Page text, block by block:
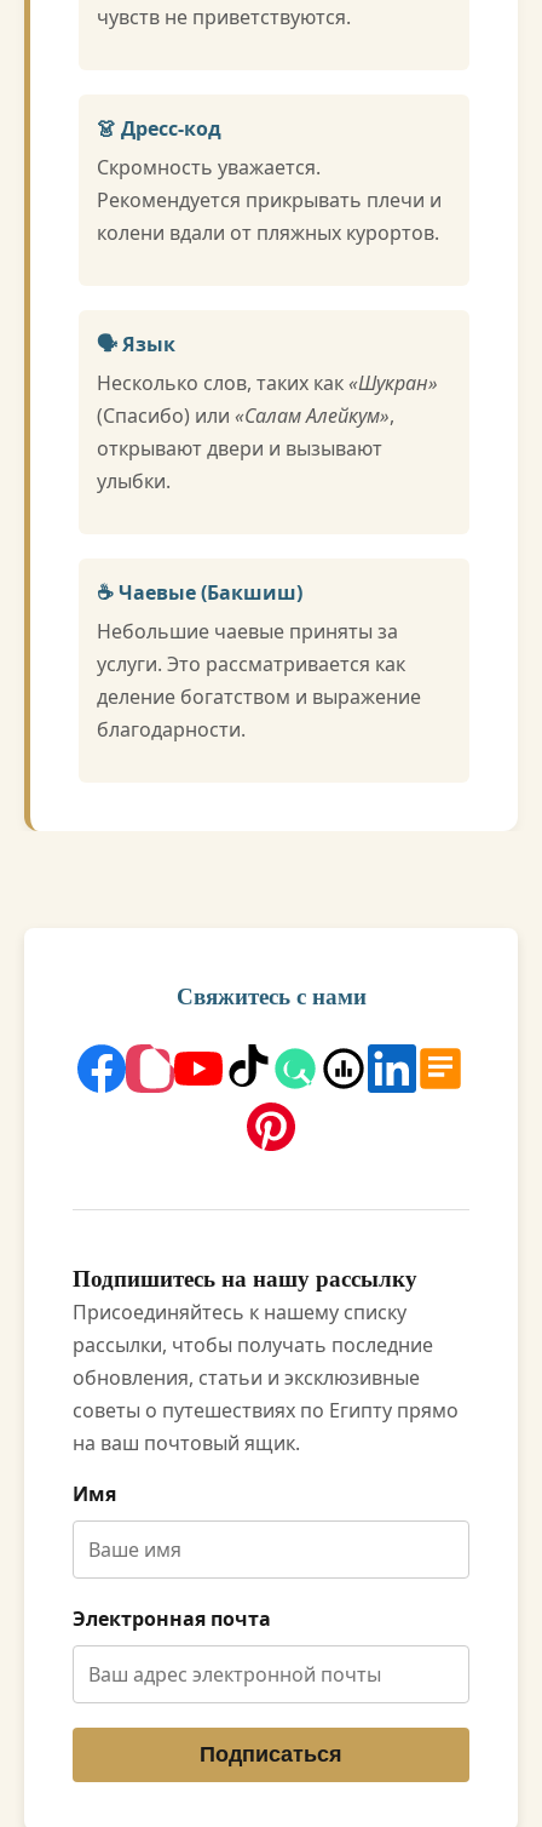
чувств не приветствуются.
👗 Дресс-код
Скромность уважается.
Рекомендуется прикрывать плечи и
колени вдали от пляжных курортов.
🗣️ Язык
Несколько слов, таких как«Шукран»
(Спасибо) или «Салам Алейкум»,
открывают двери и вызывают
улыбки.
☕ Чаевые (Бакшиш)
Небольшие чаевые приняты за
услуги. Это рассматривается как
деление богатством и выражение
благодарности.
Свяжитесь с нами
Подпишитесь на нашу рассылку
Присоединяйтесь к нашему списку
рассылки, чтобы получать последние
обновления, статьи и эксклюзивные
советы о путешествиях по Египту прямо
на ваш почтовый ящик.
Имя
Электронная почта
Подписаться